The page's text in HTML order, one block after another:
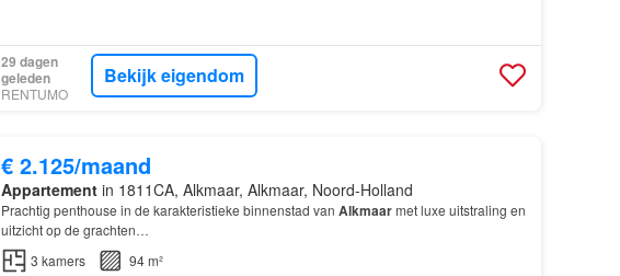
29 dagen
geleden
RENTUMO
Bekijk eigendom
€ 2.125/maand
Appartementin 1811CA, Alkmaar, Alkmaar, Noord-Holland
Prachtig penthouse in de karakteristieke binnenstad van Alkmaarmet luxe uitstraling en
uitzicht op de grachten…
3 kamers
94 m²